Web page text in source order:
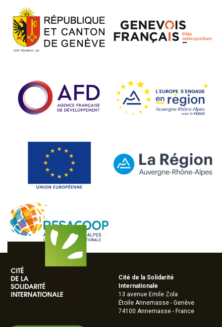
Cité de la Solidarité
Internationale
13 avenue Emile Zola
Étoile Annemasse - Genève
74100 Annemasse - France